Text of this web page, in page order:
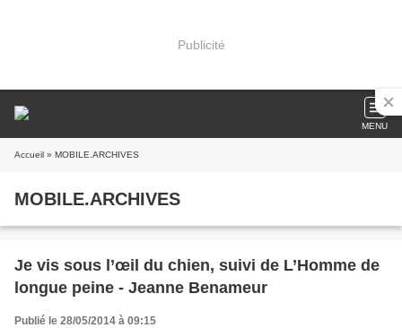
Publicité
MENU
Accueil » MOBILE.ARCHIVES
MOBILE.ARCHIVES
Je vis sous l’œil du chien, suivi de L’Homme de
longue peine - Jeanne Benameur
Publié le 28/05/2014 à 09:15